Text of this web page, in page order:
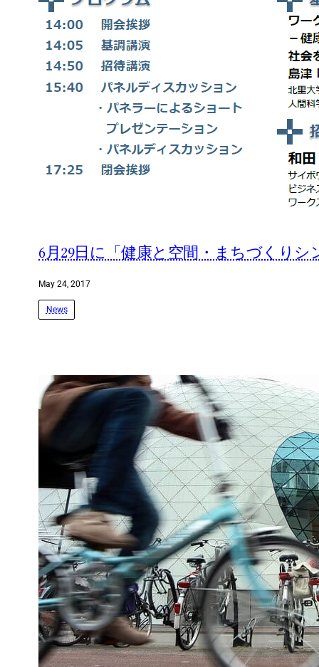
6月29日に「健康と空間・まちづくり
May 24, 2017
News